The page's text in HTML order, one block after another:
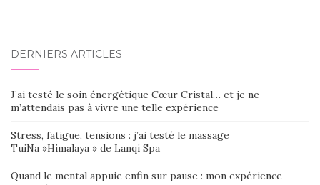
DERNIERS ARTICLES
J’ai testé le soin énergétique Cœur Cristal… et je ne
m’attendais pas à vivre une telle expérience
Stress, fatigue, tensions : j’ai testé le massage
TuiNa »Himalaya » de Lanqi Spa
Quand le mental appuie enfin sur pause : mon expérience